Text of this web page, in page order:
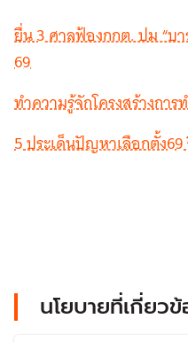
ยื่น 3 ศาลฟ้องกกต. ปม “บ
69
ทำความรู้จักโครงสร้างการ
5 ประเด็นปัญหาเลือกตั้ง
นโยบายที่เกี่ยว